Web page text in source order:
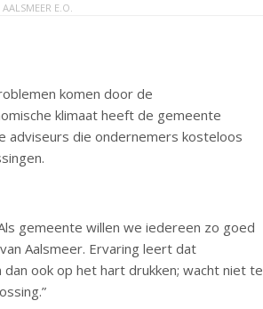
AALSMEER E.O.
komen door de
klimaat heeft de gemeente
adviseurs die ondernemers kosteloos
gemeente willen we iedereen zo goed
Aalsmeer. Ervaring leert dat
ook op het hart drukken; wacht niet te